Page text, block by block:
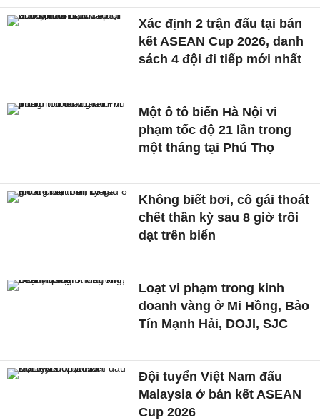
Xác định 2 trận đấu tại bán
kết ASEAN Cup 2026, danh
sách 4 đội đi tiếp mới nhất
Một ô tô biển Hà Nội vi
phạm tốc độ 21 lần trong
một tháng tại Phú Thọ
Không biết bơi, cô gái thoát
chết thần kỳ sau 8 giờ trôi
dạt trên biển
Loạt vi phạm trong kinh
doanh vàng ở Mi Hồng, Bảo
Tín Mạnh Hải, DOJI, SJC
Đội tuyển Việt Nam đấu
Malaysia ở bán kết ASEAN
Cup 2026